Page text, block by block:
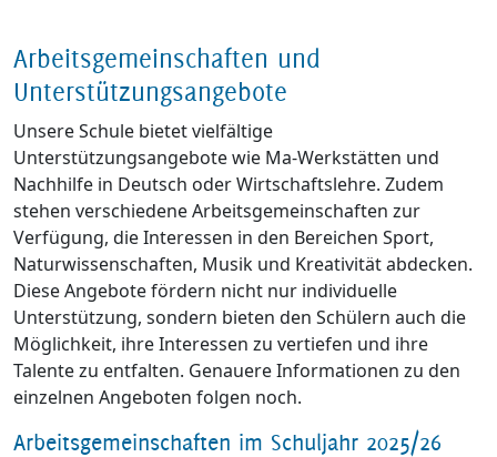
Arbeitsgemeinschaften und
Unterstützungsangebote
Unsere Schule bietet vielfältige
Unterstützungsangebote wie Ma-Werkstätten und
Nachhilfe in Deutsch oder Wirtschaftslehre. Zudem
stehen verschiedene Arbeitsgemeinschaften zur
Verfügung, die Interessen in den Bereichen Sport,
Naturwissenschaften, Musik und Kreativität abdecken.
Diese Angebote fördern nicht nur individuelle
Unterstützung, sondern bieten den Schülern auch die
Möglichkeit, ihre Interessen zu vertiefen und ihre
Talente zu entfalten. Genauere Informationen zu den
einzelnen Angeboten folgen noch.
Arbeitsgemeinschaften im Schuljahr 2025/26